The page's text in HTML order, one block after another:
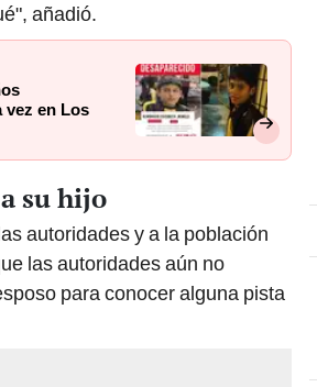
añadió.
vez en Los
su hijo
autoridades y a la población
las autoridades aún no
para conocer alguna pista